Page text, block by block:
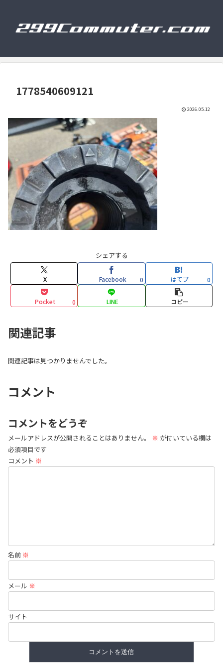
1778540609121
2026.05.12
シェアする
X Facebook 0 はてブ 0
Pocket 0 LINE コピー
関連記事
関連記事は見つかりませんでした。
コメント
コメントをどうぞ
メールアドレスが公開されることはありません。 ※ が付いている欄は
必須項目です
コメント ※
名前 ※
メール ※
サイト